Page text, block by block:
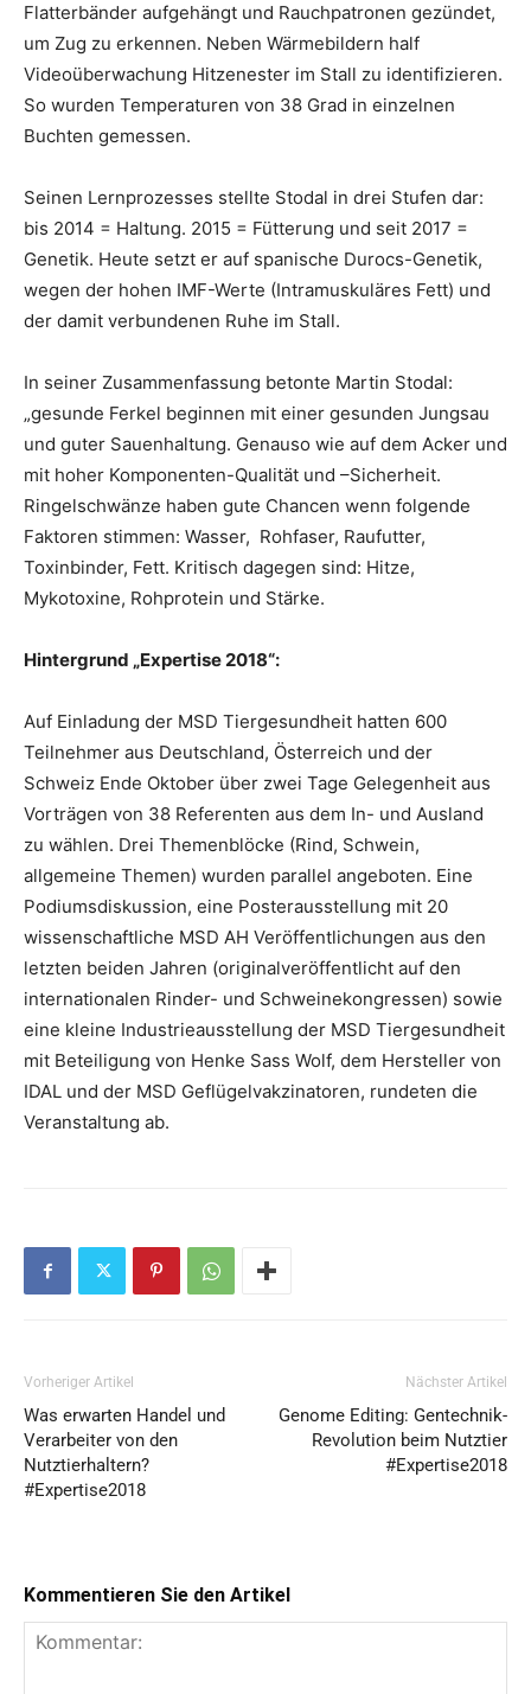
Flatterbänder aufgehängt und Rauchpatronen gezündet,
um Zug zu erkennen. Neben Wärmebildern half
Videoüberwachung Hitzenester im Stall zu identifizieren.
So wurden Temperaturen von 38 Grad in einzelnen
Buchten gemessen.
Seinen Lernprozesses stellte Stodal in drei Stufen dar:
bis 2014 = Haltung. 2015 = Fütterung und seit 2017 =
Genetik. Heute setzt er auf spanische Durocs-Genetik,
wegen der hohen IMF-Werte (Intramuskuläres Fett) und
der damit verbundenen Ruhe im Stall.
In seiner Zusammenfassung betonte Martin Stodal:
„gesunde Ferkel beginnen mit einer gesunden Jungsau
und guter Sauenhaltung. Genauso wie auf dem Acker und
mit hoher Komponenten-Qualität und –Sicherheit.
Ringelschwänze haben gute Chancen wenn folgende
Faktoren stimmen: Wasser, Rohfaser, Raufutter,
Toxinbinder, Fett. Kritisch dagegen sind: Hitze,
Mykotoxine, Rohprotein und Stärke.
Hintergrund „Expertise 2018“:
Auf Einladung der MSD Tiergesundheit hatten 600
Teilnehmer aus Deutschland, Österreich und der
Schweiz Ende Oktober über zwei Tage Gelegenheit aus
Vorträgen von 38 Referenten aus dem In- und Ausland
zu wählen. Drei Themenblöcke (Rind, Schwein,
allgemeine Themen) wurden parallel angeboten. Eine
Podiumsdiskussion, eine Posterausstellung mit 20
wissenschaftliche MSD AH Veröffentlichungen aus den
letzten beiden Jahren (originalveröffentlicht auf den
internationalen Rinder- und Schweinekongressen) sowie
eine kleine Industrieausstellung der MSD Tiergesundheit
mit Beteiligung von Henke Sass Wolf, dem Hersteller von
IDAL und der MSD Geflügelvakzinatoren, rundeten die
Veranstaltung ab.
Vorheriger Artikel
Was erwarten Handel und
Verarbeiter von den
Nutztierhaltern?
#Expertise2018
Nächster Artikel
Genome Editing: Gentechnik-
Revolution beim Nutztier
#Expertise2018
Kommentieren Sie den Artikel